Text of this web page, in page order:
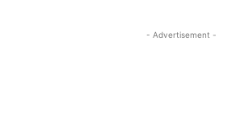
- Advertisement -